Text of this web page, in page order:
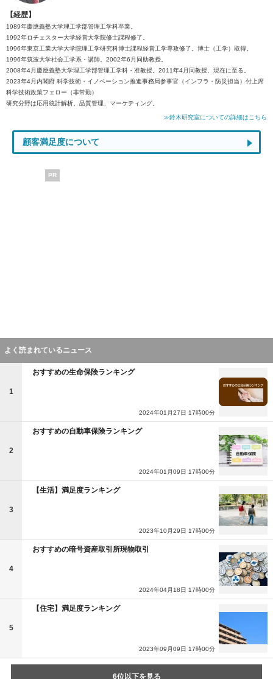
【経歴】
1989年慶應義塾大学理工学部管理工学科卒業。
1992年ロチェスター大学経営大学院修士課程修了。
1996年東京工業大学大学院理工学研究科博士課程経営工学専攻修了。博士（工学）取得。
1996年筑波大学社会工学系・講師。2002年6月同助教授。
2008年4月慶應義塾大学理工学部管理工学科・准教授。2011年4月同教授、現在に至る。
2023年4月内閣府 科学技術・イノベーション推進事務局参事官（インフラ・防災担当）付上席
科学技術政策フェロー（非常勤）
研究分野は応用統計解析、品質管理、マーケティング。
≫鈴木研究室についての詳細はこちら
顧客満足度について
PR
よく読まれているニュース
1
おすすめの生命保険ランキング
2024年01月27日 17時00分
2
おすすめの自動車保険ランキング
2024年01月09日 17時00分
3
【生活】満足度ランキング
2023年10月29日 17時00分
4
おすすめの暗号資産取引所現物取引
2024年04月18日 17時00分
5
【住宅】満足度ランキング
2023年09月09日 17時00分
6位以下を見る